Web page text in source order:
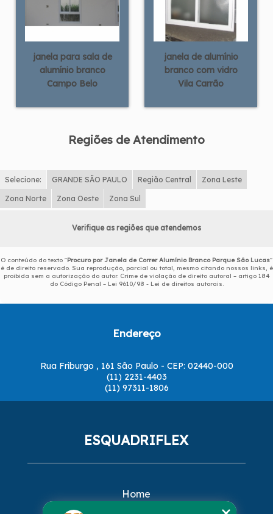
janela para sala de
alumínio branco
Campo Belo
janela de alumínio
branco com vidro
Vila Carrão
Regiões de Atendimento
Selecione: GRANDE SÃO PAULO Região Central Zona Leste
Zona Norte Zona Oeste Zona Sul
Verifique as regiões que atendemos
O conteúdo do texto "Procuro por Janela de Correr Alumínio Branco Parque São Lucas"
é de direito reservado. Sua reprodução, parcial ou total, mesmo citando nossos links, é
proibida sem a autorização do autor. Crime de violação de direito autoral – artigo 184
do Código Penal – Lei 9610/98 - Lei de direitos autorais.
Endereço
Rua Friburgo , 161 São Paulo - CEP: 02440-000
(11) 2231-4403
(11) 97311-1806
ESQUADRIFLEX
Home